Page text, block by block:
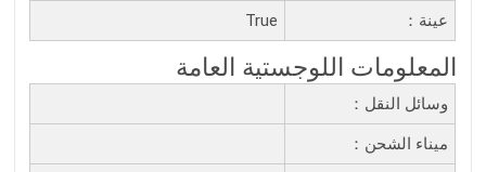
عينة： True
المعلومات اللوجستية العامة
وسائل النقل：
ميناء الشحن：